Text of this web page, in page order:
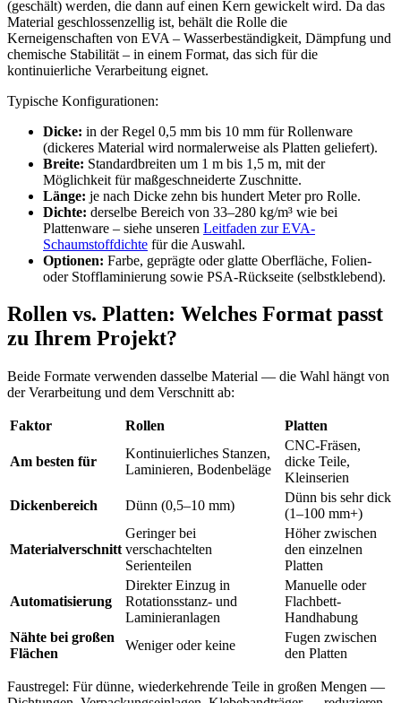
(geschält) werden, die dann auf einen Kern gewickelt wird. Da das
Material geschlossenzellig ist, behält die Rolle die
Kerneigenschaften von EVA – Wasserbeständigkeit, Dämpfung und
chemische Stabilität – in einem Format, das sich für die
kontinuierliche Verarbeitung eignet.
Typische Konfigurationen:
Dicke: in der Regel 0,5 mm bis 10 mm für Rollenware
(dickeres Material wird normalerweise als Platten geliefert).
Breite: Standardbreiten um 1 m bis 1,5 m, mit der
Möglichkeit für maßgeschneiderte Zuschnitte.
Länge: je nach Dicke zehn bis hundert Meter pro Rolle.
Dichte: derselbe Bereich von 33–280 kg/m³ wie bei
Plattenware – siehe unseren Leitfaden zur EVA-
Schaumstoffdichte für die Auswahl.
Optionen: Farbe, geprägte oder glatte Oberfläche, Folien-
oder Stofflaminierung sowie PSA-Rückseite (selbstklebend).
Rollen vs. Platten: Welches Format passt
zu Ihrem Projekt?
Beide Formate verwenden dasselbe Material — die Wahl hängt von
der Verarbeitung und dem Verschnitt ab:
Faktor Rollen Platten
Am besten für
Kontinuierliches Stanzen,
Laminieren, Bodenbeläge
CNC-Fräsen,
dicke Teile,
Kleinserien
Dickenbereich
Dünn (0,5–10 mm)
Dünn bis sehr dick
(1–100 mm+)
Materialverschnitt
Geringer bei
verschachtelten
Serienteilen
Höher zwischen
den einzelnen
Platten
Automatisierung
Direkter Einzug in
Rotationsstanz- und
Laminieranlagen
Manuelle oder
Flachbett-
Handhabung
Nähte bei großen
Flächen
Weniger oder keine
Fugen zwischen
den Platten
Faustregel: Für dünne, wiederkehrende Teile in großen Mengen —